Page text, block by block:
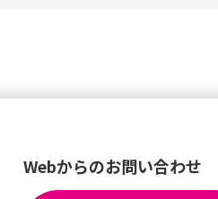
Webからのお問い合わせ